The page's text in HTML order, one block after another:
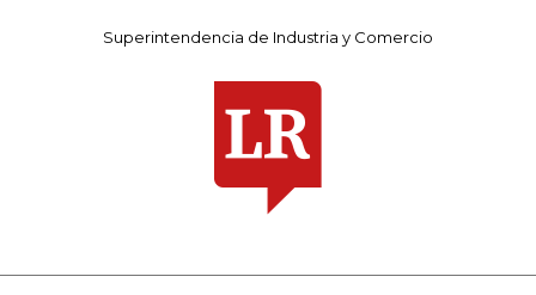
Superintendencia de Industria y Comercio